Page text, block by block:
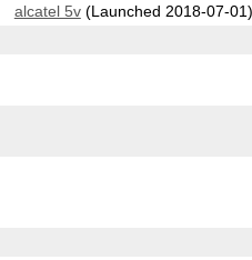
alcatel 5v(Launched 2018-07-01)